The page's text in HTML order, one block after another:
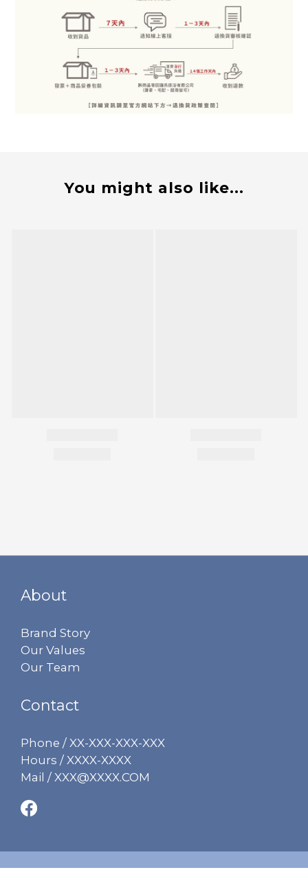
You might also like...
About
Brand Story
Our Values
Our Team
Contact
Phone / XX-XXX-XXX-XXX
Hours / XXXX-XXXX
Mail / XXX@XXXX.COM